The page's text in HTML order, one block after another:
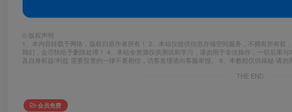
© 版权声明
1、本内容转载于网络，版权归原作者所有！ 2、本站仅提供信息存储空间服务，不拥有所有
我们，会尽快给予删除处理！ 4、本站全资源仅供测试和学习，请勿用于非法操作，一切后果
及自身权益/利益 需要投资的一律不要相信，访客发现请向客服举报。 6、本教程仅供揭秘 请
THE END
会员免费